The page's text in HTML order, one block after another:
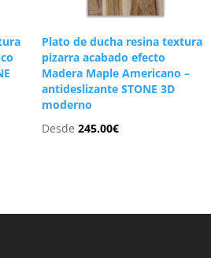
Plato de ducha resina textura
pizarra acabado efecto
Madera Maple Americano –
antideslizante STONE 3D
moderno
Desde 245.00€